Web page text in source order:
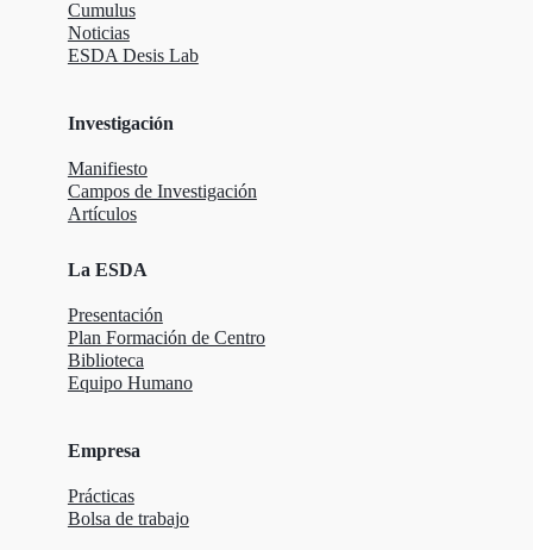
Cumulus
Noticias
ESDA Desis Lab
Investigación
Manifiesto
Campos de Investigación
Artículos
La ESDA
Presentación
Plan Formación de Centro
Biblioteca
Equipo Humano
Empresa
Prácticas
Bolsa de trabajo